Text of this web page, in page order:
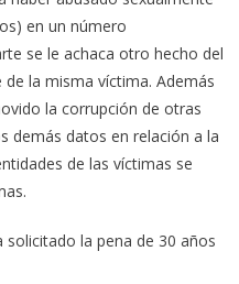
en un número
se le achaca otro hecho del
la misma víctima. Además
la corrupción de otras
demás datos en relación a la
de las víctimas se
solicitado la pena de 30 años